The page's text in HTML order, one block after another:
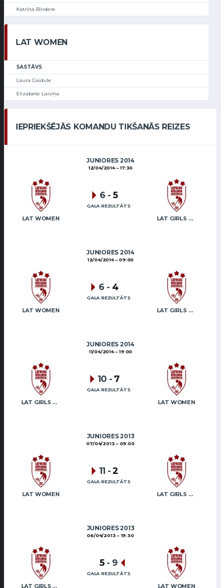
Katrīna Bindere
LAT WOMEN
SASTĀVS
Laura Gaidule
Elizabete Laiviņa
IEPRIEKŠĒJĀS KOMANDU TIKŠANĀS REIZES
JUNIORES 2014
12/04/2014 17:30
LAT WOMEN LAT GIRLS VENTSPILS 2
6 - 5
GALA REZULTĀTS
JUNIORES 2014
12/04/2014 09:00
LAT WOMEN LAT GIRLS VENTSPILS 2
6 - 4
GALA REZULTĀTS
JUNIORES 2014
11/04/2014 19:00
LAT GIRLS VENTSPILS 2 LAT WOMEN
10 - 7
GALA REZULTĀTS
JUNIORES 2013
07/04/2013 09:00
LAT WOMEN LAT GIRLS VENTSPILS 2
11 -2
GALA REZULTĀTS
JUNIORES 2013
06/04/2013 19:30
LAT GIRLS VENTSPILS 2 LAT WOMEN
5 - 9
GALA REZULTĀTS